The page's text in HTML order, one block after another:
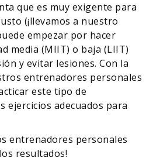
que es muy exigente para
(¡llevamos a nuestro
empezar por hacer
media (MIIT) o baja (LIIT)
y evitar lesiones. Con la
entrenadores personales
este tipo de
ejercicios adecuados para
entrenadores personales
resultados!